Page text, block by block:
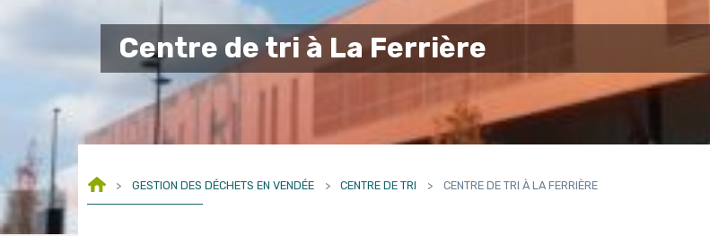
Centre de tri à La Ferrière
> GESTION DES DÉCHETS EN VENDÉE > CENTRE DE TRI > CENTRE DE TRI À LA FERRIÈRE